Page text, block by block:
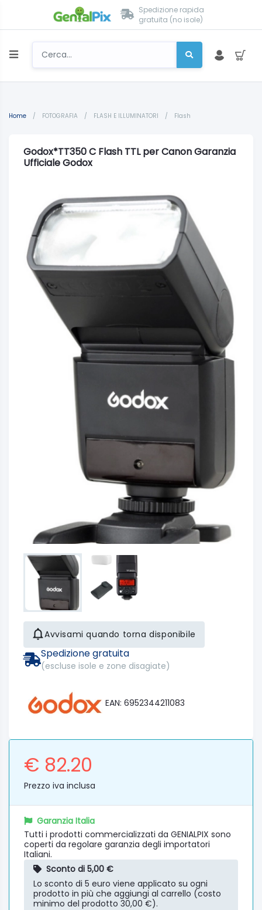
Spedizione rapida
gratuita (no isole)
Home / FOTOGRAFIA / FLASH E ILLUMINATORI / Flash
Godox*TT350 C Flash TTL per Canon Garanzia
Ufficiale Godox
Avvisami quando torna disponibile
Spedizione gratuita
(escluse isole e zone disagiate)
EAN: 6952344211083
€ 82.20
Prezzo iva inclusa
Garanzia Italia
Tutti i prodotti commercializzati da GENIALPIX sono
coperti da regolare garanzia degli importatori
Italiani.
Sconto di 5,00 €
Lo sconto di 5 euro viene applicato su ogni
prodotto in più che aggiungi al carrello (costo
minimo del prodotto 30,00 €).